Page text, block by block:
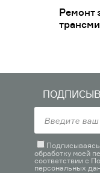
Ремонт
обработку моей
соответствии с
персональных